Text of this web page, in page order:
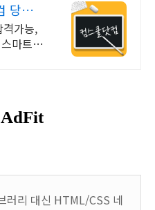
당일
격가능,
마트폰
러리 대신 HTML/CSS 네